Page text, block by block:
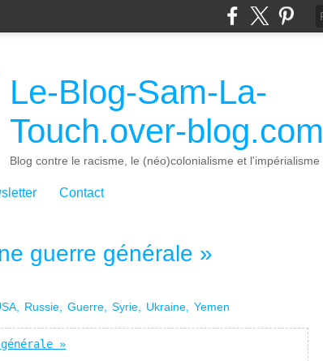
Le-Blog-Sam-La-
Touch.over-blog.com
Blog contre le racisme, le (néo)colonialisme et l'impérialisme
Contact
guerre générale »
Russie Guerre Syrie Ukraine Yemen
»